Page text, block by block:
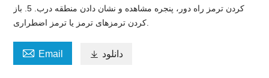
کردن ترمز راه دور، پنجره مشاهده و نشان دادن منطقه درب. 5. باز
 Email  دانلود